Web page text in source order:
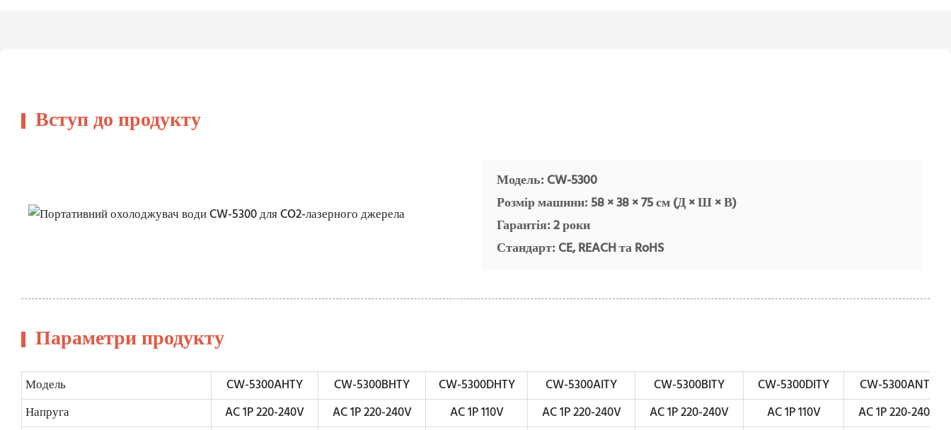
Вступ до продукту
Модель: CW-5300
Розмір машини: 58 ​​× 38 × 75 см (Д × Ш × В)
Гарантія: 2 роки
Стандарт: CE, REACH та RoHS
Параметри продукту
Модель CW-5300AHTY CW-5300BHTY CW-5300DHTY CW-5300AITY CW-5300BITY CW-5300DITY
CW-5300ANTY
Напруга
AC 1P 220-240V AC 1P 220-240V AC 1P 110V AC 1P 220-240V AC 1P 220-240V AC 1P 110V
AC 1P 220-240V